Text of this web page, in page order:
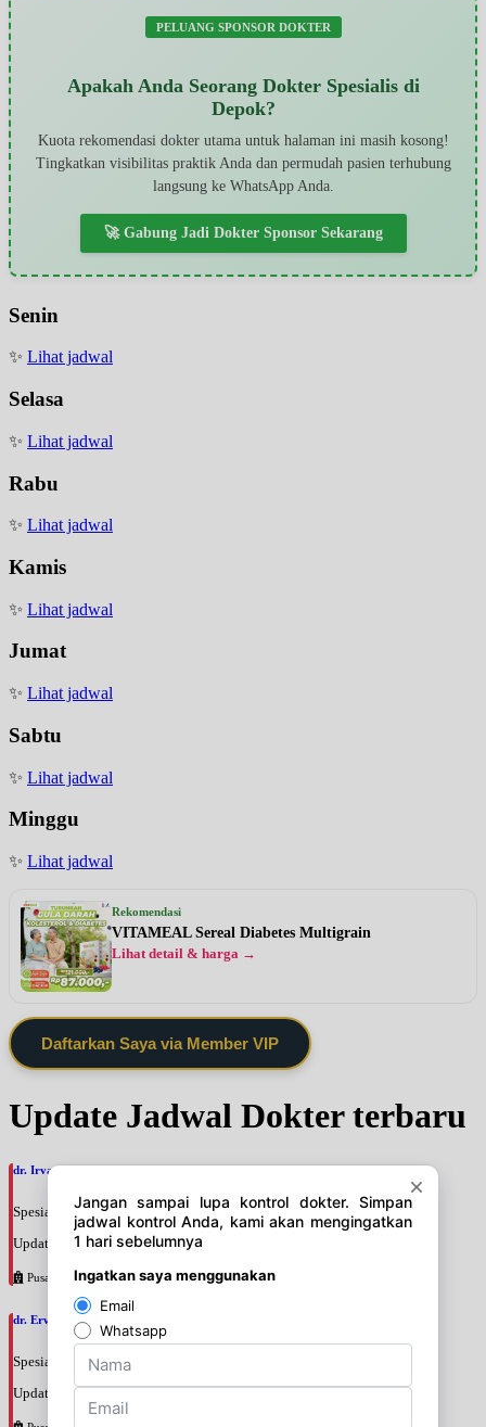
PELUANG SPONSOR DOKTER
Apakah Anda Seorang Dokter Spesialis di
Depok?
Kuota rekomendasi dokter utama untuk halaman ini masih kosong!
Tingkatkan visibilitas praktik Anda dan permudah pasien terhubung
langsung ke WhatsApp Anda.
🚀 Gabung Jadi Dokter Sponsor Sekarang
Senin
✨ Lihat jadwal
Selasa
✨ Lihat jadwal
Rabu
✨ Lihat jadwal
Kamis
✨ Lihat jadwal
Jumat
✨ Lihat jadwal
Sabtu
✨ Lihat jadwal
Minggu
✨ Lihat jadwal
Rekomendasi
VITAMEAL Sereal Diabetes Multigrain
Lihat detail & harga →
Daftarkan Saya via Member VIP
Update Jadwal Dokter terbaru
dr. Irvan Adenin, SpOGKFM
Spesialis: Kebidanan & Kandungan
Update terakhir: 2026-08-07 16:10:01
Pusat Pertamina
dr. Erwinsyah Hasyim Harahap, M.Kes
Spesialis: Kebidanan & Kandungan
Update terakhir: 2026-08-07 16:02:11